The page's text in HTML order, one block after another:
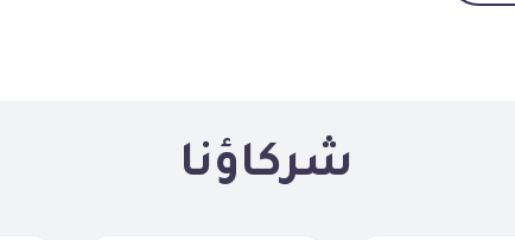
شركاؤنا